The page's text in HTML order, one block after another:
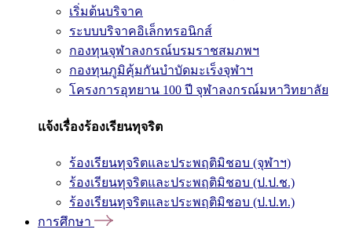
เริ่มต้นบริจาค
ระบบบริจาคอิเล็กทรอนิกส์
กองทุนจุฬาลงกรณ์บรมราชสมภพฯ
กองทุนภูมิคุ้มกันบำบัดมะเร็งจุฬาฯ
โครงการอุทยาน 100 ปี จุฬาลงกรณ์มหาวิทยาลัย
แจ้งเรื่องร้องเรียนทุจริต
ร้องเรียนทุจริตและประพฤติมิชอบ (จุฬาฯ)
ร้องเรียนทุจริตและประพฤติมิชอบ (ป.ป.ช.)
ร้องเรียนทุจริตและประพฤติมิชอบ (ป.ป.ท.)
การศึกษา